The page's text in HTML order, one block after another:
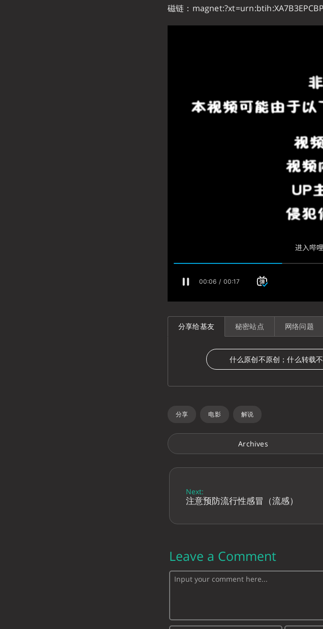
磁链：
分享给基友 秘密站点 网络问题
什么原创不原创；什么转载
分享 电影 解说
Archives
Next:
注意预防流行性感冒（流感）
Leave a Comment